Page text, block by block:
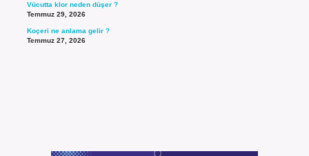
Vücutta klor neden düşer ?
Temmuz 29, 2026
Koçeri ne anlama gelir ?
Temmuz 27, 2026